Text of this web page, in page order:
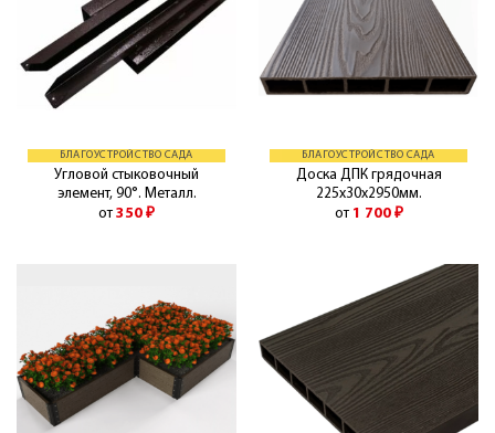
БЛАГОУСТРОЙСТВО САДА
Угловой стыковочный
элемент, 90°. Металл.
от 350 ₽
БЛАГОУСТРОЙСТВО САДА
Доска ДПК грядочная
225х30х2950мм.
от 1 700 ₽